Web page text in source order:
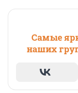
Самые
наших